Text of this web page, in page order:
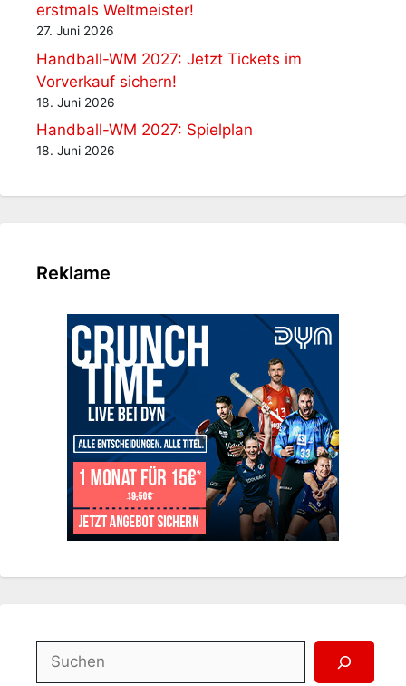
erstmals Weltmeister!
27. Juni 2026
Handball-WM 2027: Jetzt Tickets im
Vorverkauf sichern!
18. Juni 2026
Handball-WM 2027: Spielplan
18. Juni 2026
Reklame
Suchen